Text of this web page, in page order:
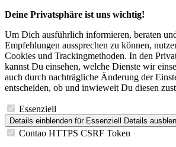
Deine Privatsphäre ist uns wichtig!
Um Dich ausführlich informieren, beraten
Empfehlungen aussprechen zu können,
Cookies und Trackingmethoden. In den
kannst Du einsehen, welche Dienste wir
auch durch nachträgliche Änderung der
entscheiden, ob und inwieweit Du diesen
Essenziell
Details einblenden für Essenziell Details
Contao HTTPS CSRF Token